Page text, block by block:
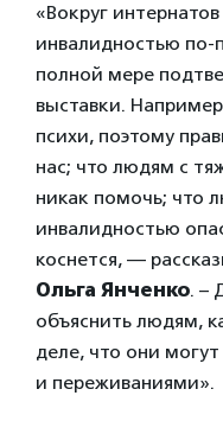
«Вокруг
инвалидностью
полной мере
выставки.
психи, поэтому
нас; что людям с
никак помочь; что
инвалидностью
коснется, —
Ольга Янченко. –
объяснить людям,
деле, что они
и переживаниями».